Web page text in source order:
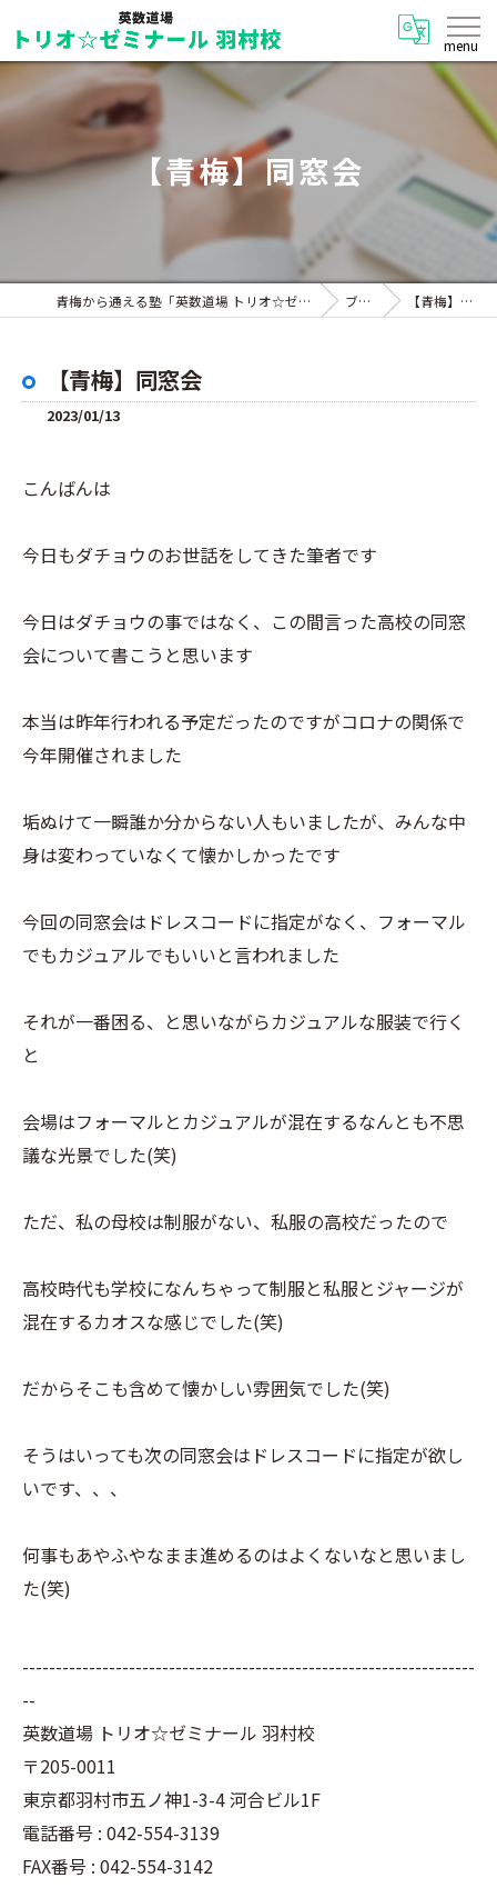
【青梅】同窓会
青梅から通える塾「英数道場 トリオ☆ゼミナール 羽村校」 ブログ 【青梅】同窓会
【青梅】同窓会
2023/01/13
こんばんは
今日もダチョウのお世話をしてきた筆者です
今日はダチョウの事ではなく、この間言った高校の同窓
会について書こうと思います
本当は昨年行われる予定だったのですがコロナの関係で
今年開催されました
垢ぬけて一瞬誰か分からない人もいましたが、みんな中
身は変わっていなくて懐かしかったです
今回の同窓会はドレスコードに指定がなく、フォーマル
でもカジュアルでもいいと言われました
それが一番困る、と思いながらカジュアルな服装で行く
と
会場はフォーマルとカジュアルが混在するなんとも不思
議な光景でした(笑)
ただ、私の母校は制服がない、私服の高校だったので
高校時代も学校になんちゃって制服と私服とジャージが
混在するカオスな感じでした(笑)
だからそこも含めて懐かしい雰囲気でした(笑)
そうはいっても次の同窓会はドレスコードに指定が欲し
いです、、、
何事もあやふやなまま進めるのはよくないなと思いまし
た(笑)
--------------------------------------------------------------------
--
英数道場 トリオ☆ゼミナール 羽村校
〒205-0011
東京都羽村市五ノ神1-3-4 河合ビル1F
電話番号 : 042-554-3139
FAX番号 : 042-554-3142